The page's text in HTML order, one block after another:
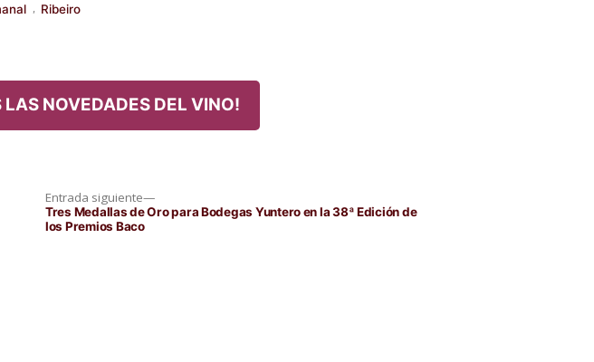
, Ribeiro
LAS NOVEDADES DEL VINO!
Entrada siguiente
Entrada
siguiente:
Tres Medallas de Oro para Bodegas Yuntero en la 38ª Edición de
los Premios Baco